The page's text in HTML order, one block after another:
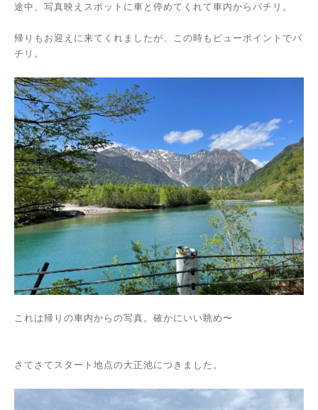
途中、写真映えスポットに車と停めてくれて車内からパチリ。
帰りもお迎えに来てくれましたが、この時もビューポイントでパ
チリ。
これは帰りの車内からの写真。確かにいい眺め〜
さてさてスタート地点の大正池につきました。